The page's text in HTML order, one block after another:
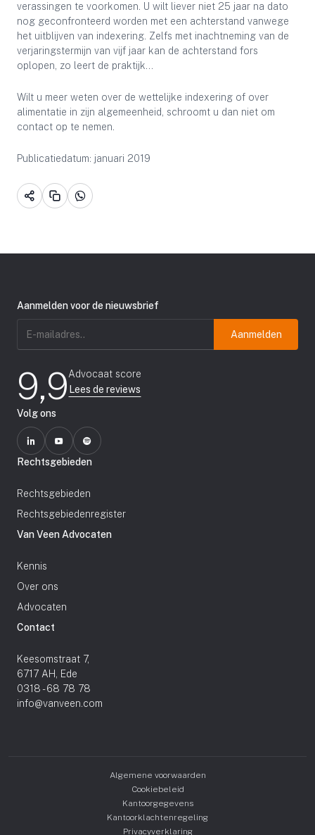
verassingen te voorkomen. U wilt liever niet 25 jaar na dato
nog geconfronteerd worden met een achterstand vanwege
het uitblijven van indexering. Zelfs met inachtneming van de
verjaringstermijn van vijf jaar kan de achterstand fors
oplopen, zo leert de praktijk…
Wilt u meer weten over de wettelijke indexering of over
alimentatie in zijn algemeenheid, schroomt u dan niet om
contact op te nemen.
Publicatiedatum: januari 2019
Aanmelden voor de nieuwsbrief
9,9Advocaat score
Lees de reviews
Volg ons
Rechtsgebieden
Rechtsgebieden
Rechtsgebiedenregister
Van Veen Advocaten
Kennis
Over ons
Advocaten
Contact
Keesomstraat 7,
6717 AH, Ede
0318 - 68 78 78
info@vanveen.com
Algemene voorwaarden
Cookiebeleid
Kantoorgegevens
Kantoorklachtenregeling
Privacyverklaring